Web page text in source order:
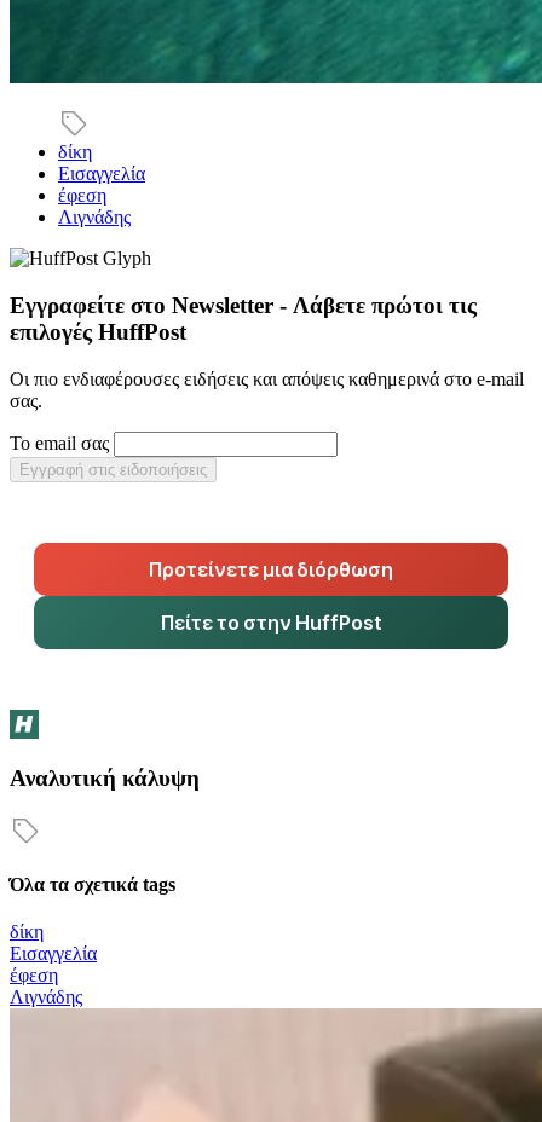
δίκη
Εισαγγελία
έφεση
Λιγνάδης
Εγγραφείτε στο Newsletter - Λάβετε πρώτοι τις
επιλογές HuffPost
Οι πιο ενδιαφέρουσες ειδήσεις και απόψεις καθημερινά στο e-mail
σας.
Το email σας
Εγγραφή στις ειδοποιήσεις
Προτείνετε μια διόρθωση
Πείτε το στην HuffPost
Αναλυτική κάλυψη
Όλα τα σχετικά tags
δίκη
Εισαγγελία
έφεση
Λιγνάδης